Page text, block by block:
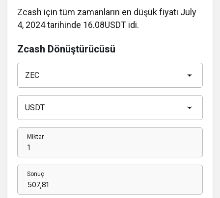
Zcash için tüm zamanların en düşük fiyatı July
4, 2024 tarihinde 16.08USDT idi.
Zcash Dönüştürücüsü
Miktar
Sonuç